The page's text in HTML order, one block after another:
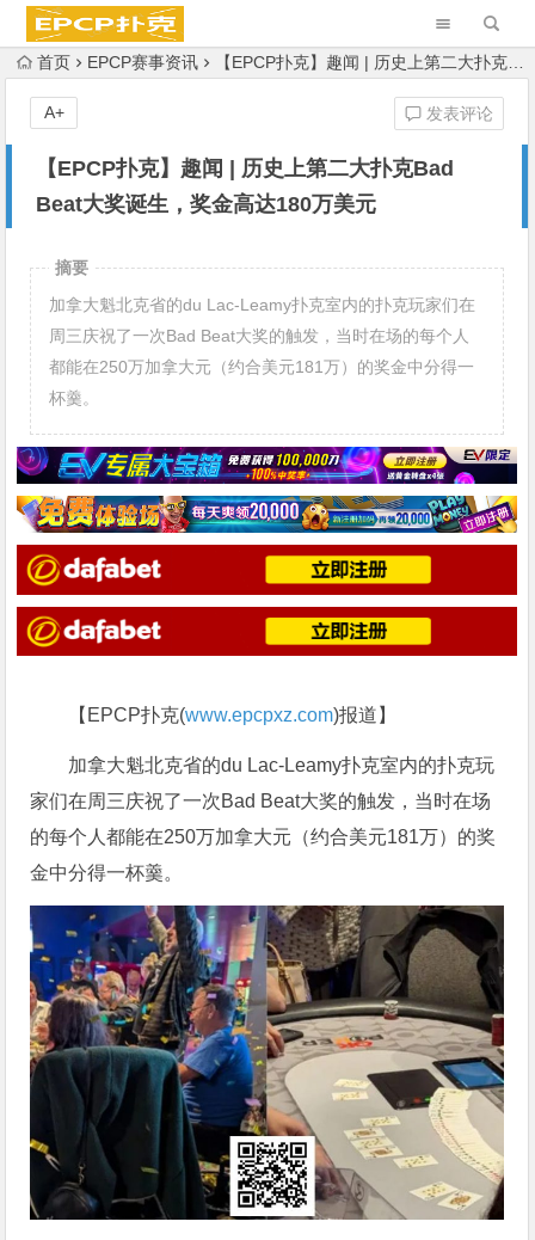
首页 EPCP赛事资讯 【EPCP扑克】趣闻 | 历史上第二大扑克Bad Beat大奖诞生，奖金高达180万美元
【EPCP扑克】趣闻 | 历史上第二大扑克Bad
Beat大奖诞生，奖金高达180万美元
发表评论
A+
摘要
加拿大魁北克省的du Lac-Leamy扑克室内的扑克玩家们在
周三庆祝了一次Bad Beat大奖的触发，当时在场的每个人
都能在250万加拿大元（约合美元181万）的奖金中分得一
杯羹。
【EPCP扑克(www.epcpxz.com)报道】
加拿大魁北克省的du Lac-Leamy扑克室内的扑克玩
家们在周三庆祝了一次Bad Beat大奖的触发，当时在场
的每个人都能在250万加拿大元（约合美元181万）的奖
金中分得一杯羹。